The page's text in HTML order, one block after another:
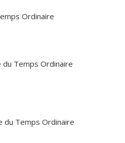
Ordinaire
du Temps Ordinaire
du Temps Ordinaire